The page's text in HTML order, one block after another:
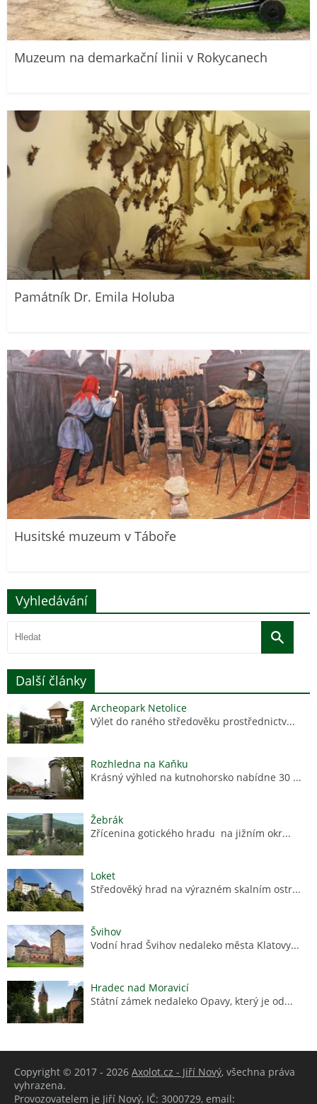
Muzeum na demarkační linii v Rokycanech
Památník Dr. Emila Holuba
Husitské muzeum v Táboře
Vyhledávání
Další články
Archeopark Netolice
Výlet do raného středověku prostřednictv...
Rozhledna na Kaňku
Krásný výhled na kutnohorsko nabídne 30 ...
Žebrák
Zřícenina gotického hradu na jižním okr...
Loket
Středověký hrad na výrazném skalním ostr...
Švihov
Vodní hrad Švihov nedaleko města Klatovy...
Hradec nad Moravicí
Státní zámek nedaleko Opavy, který je od...
Copyright © 2017 - 2026 Axolot.cz - Jiří Nový, všechna práva
vyhrazena.
Provozovatelem je Jiří Nový, IČ: 3000729, email: